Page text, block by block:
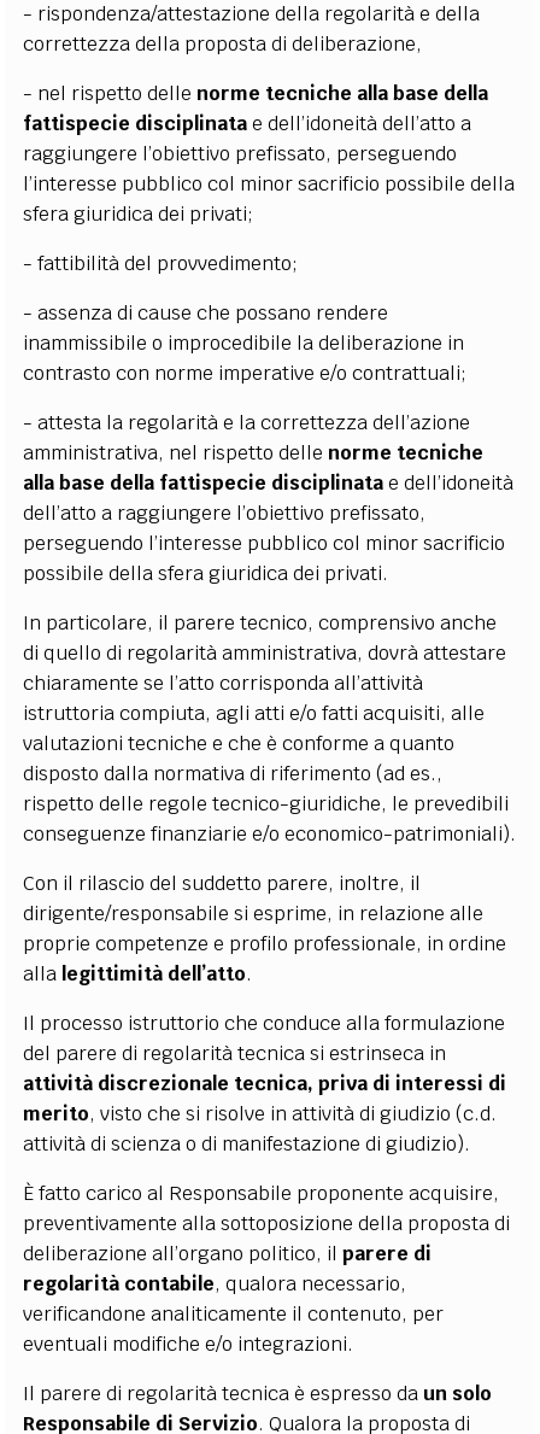
- rispondenza/attestazione della regolarità e della
correttezza della proposta di deliberazione,
- nel rispetto delle norme tecniche alla base della
fattispecie disciplinatae dell’idoneità dell’atto a
raggiungere l’obiettivo prefissato, perseguendo
l’interesse pubblico col minor sacrificio possibile della
sfera giuridica dei privati;
- fattibilità del provvedimento;
- assenza di cause che possano rendere
inammissibile o improcedibile la deliberazione in
contrasto con norme imperative e/o contrattuali;
- attesta la regolarità e la correttezza dell’azione
amministrativa, nel rispetto delle norme tecniche
alla base della fattispecie disciplinatae dell’idoneità
dell’atto a raggiungere l’obiettivo prefissato,
perseguendo l’interesse pubblico col minor sacrificio
possibile della sfera giuridica dei privati.
In particolare, il parere tecnico, comprensivo anche
di quello di regolarità amministrativa, dovrà attestare
chiaramente se l’atto corrisponda all’attività
istruttoria compiuta, agli atti e/o fatti acquisiti, alle
valutazioni tecniche e che è conforme a quanto
disposto dalla normativa di riferimento (ad es.,
rispetto delle regole tecnico-giuridiche, le prevedibili
conseguenze finanziarie e/o economico-patrimoniali).
Con il rilascio del suddetto parere, inoltre, il
dirigente/responsabile si esprime, in relazione alle
proprie competenze e profilo professionale, in ordine
alla legittimità dell’atto.
Il processo istruttorio che conduce alla formulazione
del parere di regolarità tecnica si estrinseca in
attività discrezionale tecnica, priva di interessi di
merito, visto che si risolve in attività di giudizio (c.d.
attività di scienza o di manifestazione di giudizio).
È fatto carico al Responsabile proponente acquisire,
preventivamente alla sottoposizione della proposta di
deliberazione all’organo politico, ilparere di
regolarità contabile, qualora necessario,
verificandone analiticamente il contenuto, per
eventuali modifiche e/o integrazioni.
Il parere di regolarità tecnica è espresso da un solo
Responsabile di Servizio. Qualora la proposta di